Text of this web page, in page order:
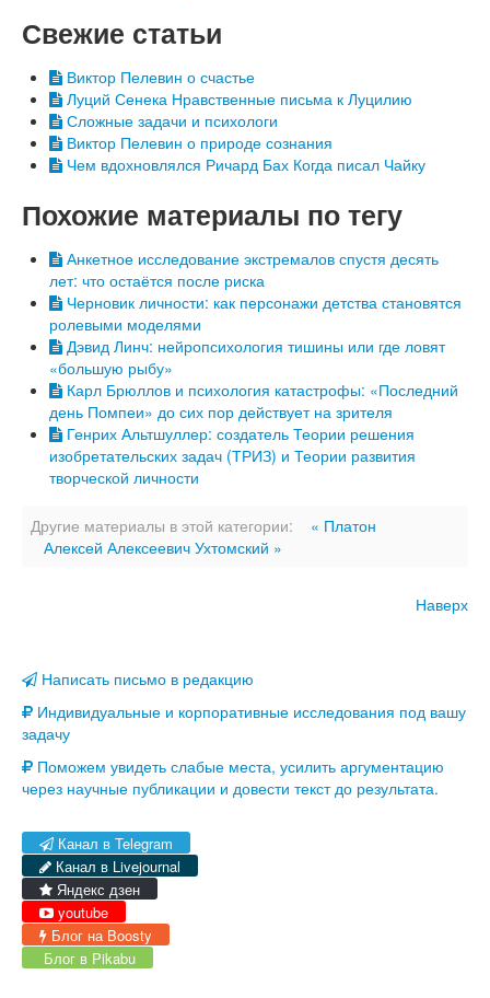
Свежие статьи
Виктор Пелевин о счастье
Луций Сенека Нравственные письма к Луцилию
Сложные задачи и психологи
Виктор Пелевин о природе сознания
Чем вдохновлялся Ричард Бах Когда писал Чайку
Похожие материалы по тегу
Анкетное исследование экстремалов спустя десять
лет: что остаётся после риска
Черновик личности: как персонажи детства становятся
ролевыми моделями
Дэвид Линч: нейропсихология тишины или где ловят
«большую рыбу»
Карл Брюллов и психология катастрофы: «Последний
день Помпеи» до сих пор действует на зрителя
Генрих Альтшуллер: создатель Теории решения
изобретательских задач (ТРИЗ) и Теории развития
творческой личности
Другие материалы в этой категории:
« Платон
Алексей Алексеевич Ухтомский »
Наверх
Написать письмо в редакцию
Индивидуальные и корпоративные исследования под вашу
задачу
Поможем увидеть слабые места, усилить аргументацию
через научные публикации и довести текст до результата.
Канал в Telegram
Канал в Livejournal
Яндекс дзен
youtube
Блог на Boosty
Блог в Pikabu